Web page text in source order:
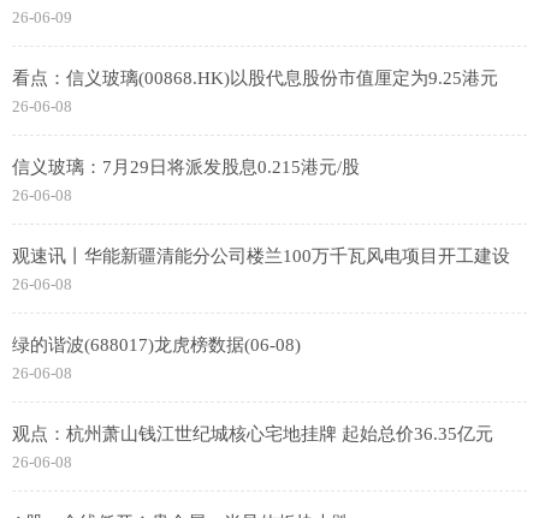
26-06-09
看点：信义玻璃(00868.HK)以股代息股份市值厘定为9.25港元
26-06-08
信义玻璃：7月29日将派发股息0.215港元/股
26-06-08
观速讯丨华能新疆清能分公司楼兰100万千瓦风电项目开工建设
26-06-08
绿的谐波(688017)龙虎榜数据(06-08)
26-06-08
观点：杭州萧山钱江世纪城核心宅地挂牌 起始总价36.35亿元
26-06-08